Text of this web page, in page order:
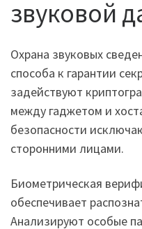
звуковой
Охрана звуковых
способа к гарантии
задействуют
между гаджетом и
безопасности
сторонними лицами.
Биометрическая
обеспечивает
Анализируют особые